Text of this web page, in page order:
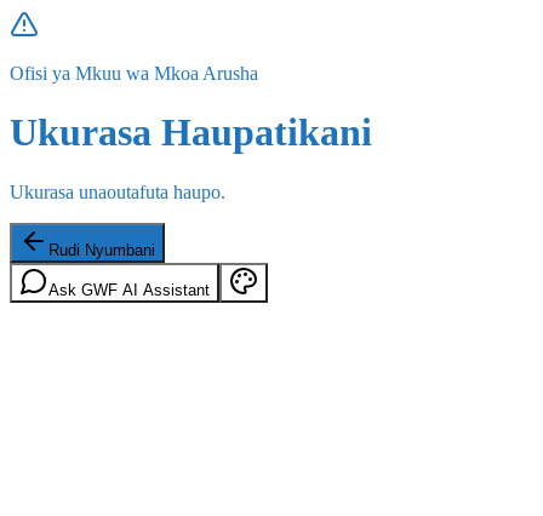
Ofisi ya Mkuu wa Mkoa Arusha
Ukurasa Haupatikani
Ukurasa unaoutafuta haupo.
Rudi Nyumbani
Ask GWF AI Assistant